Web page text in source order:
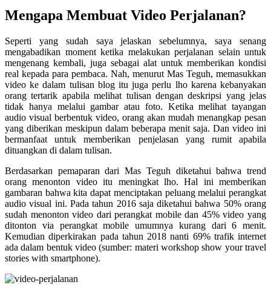
Mengapa Membuat Video Perjalanan?
Seperti yang sudah saya jelaskan sebelumnya, saya senang
mengabadikan moment ketika melakukan perjalanan selain untuk
mengenang kembali, juga sebagai alat untuk memberikan kondisi
real kepada para pembaca. Nah, menurut Mas Teguh, memasukkan
video ke dalam tulisan blog itu juga perlu lho karena kebanyakan
orang tertarik apabila melihat tulisan dengan deskripsi yang jelas
tidak hanya melalui gambar atau foto. Ketika melihat tayangan
audio visual berbentuk video, orang akan mudah menangkap pesan
yang diberikan meskipun dalam beberapa menit saja. Dan video ini
bermanfaat untuk memberikan penjelasan yang rumit apabila
dituangkan di dalam tulisan.
Berdasarkan pemaparan dari Mas Teguh diketahui bahwa trend
orang menonton video itu meningkat lho. Hal ini memberikan
gambaran bahwa kita dapat menciptakan peluang melalui perangkat
audio visual ini. Pada tahun 2016 saja diketahui bahwa 50% orang
sudah menonton video dari perangkat mobile dan 45% video yang
ditonton via perangkat mobile umumnya kurang dari 6 menit.
Kemudian diperkirakan pada tahun 2018 nanti 69% trafik internet
ada dalam bentuk video (sumber: materi workshop show your travel
stories with smartphone).